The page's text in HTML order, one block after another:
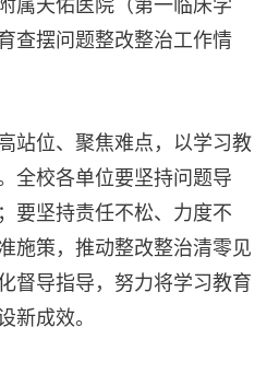
属天佑医院（第一临床学
查摆问题整改整治工作情
站位、聚焦难点，以学习教
全校各单位要坚持问题导
要坚持责任不松、力度不
施策，推动整改整治清零见
督导指导，努力将学习教育
新成效。